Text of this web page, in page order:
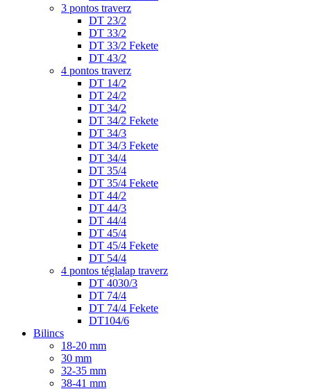
3 pontos traverz
DT 23/2
DT 33/2
DT 33/2 Fekete
DT 43/2
4 pontos traverz
DT 14/2
DT 24/2
DT 34/2
DT 34/2 Fekete
DT 34/3
DT 34/3 Fekete
DT 34/4
DT 35/4
DT 35/4 Fekete
DT 44/2
DT 44/3
DT 44/4
DT 45/4
DT 45/4 Fekete
DT 54/4
4 pontos téglalap traverz
DT 4030/3
DT 74/4
DT 74/4 Fekete
DT104/6
Bilincs
18-20 mm
30 mm
32-35 mm
38-41 mm